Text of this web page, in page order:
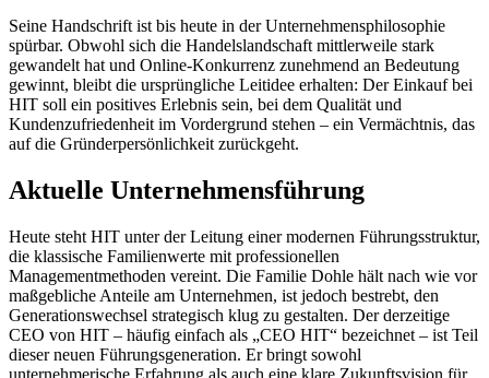
Seine Handschrift ist bis heute in der Unternehmensphilosophie
spürbar. Obwohl sich die Handelslandschaft mittlerweile stark
gewandelt hat und Online-Konkurrenz zunehmend an Bedeutung
gewinnt, bleibt die ursprüngliche Leitidee erhalten: Der Einkauf bei
HIT soll ein positives Erlebnis sein, bei dem Qualität und
Kundenzufriedenheit im Vordergrund stehen – ein Vermächtnis, das
auf die Gründerpersönlichkeit zurückgeht.
Aktuelle Unternehmensführung
Heute steht HIT unter der Leitung einer modernen Führungsstruktur,
die klassische Familienwerte mit professionellen
Managementmethoden vereint. Die Familie Dohle hält nach wie vor
maßgebliche Anteile am Unternehmen, ist jedoch bestrebt, den
Generationswechsel strategisch klug zu gestalten. Der derzeitige
CEO von HIT – häufig einfach als „CEO HIT“ bezeichnet – ist Teil
dieser neuen Führungsgeneration. Er bringt sowohl